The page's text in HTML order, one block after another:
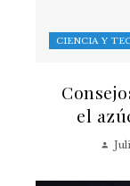
CIENCIA Y
el